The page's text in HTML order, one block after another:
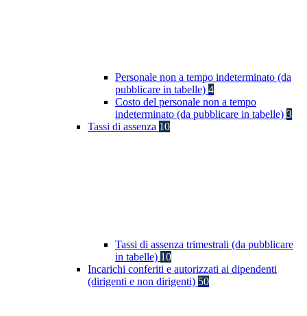
Personale non a tempo indeterminato (da
pubblicare in tabelle) 4
Costo del personale non a tempo
indeterminato (da pubblicare in tabelle) 3
Tassi di assenza 10
Tassi di assenza trimestrali (da pubblicare
in tabelle) 10
Incarichi conferiti e autorizzati ai dipendenti
(dirigenti e non dirigenti) 50